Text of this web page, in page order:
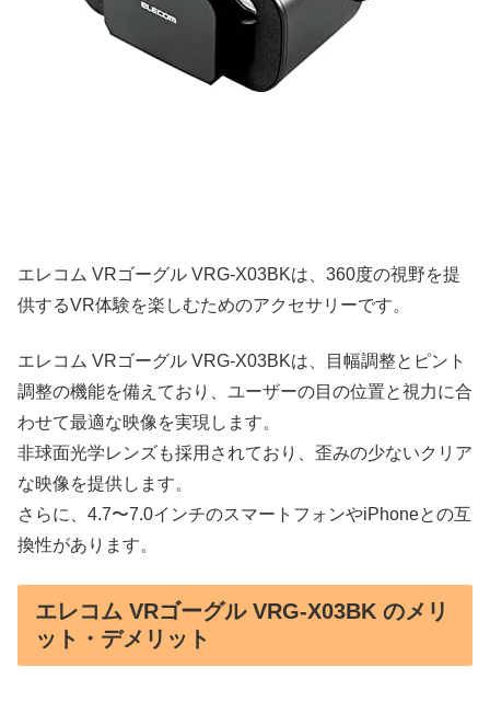
エレコム VRゴーグル VRG-X03BKは、360度の視野を提
供するVR体験を楽しむためのアクセサリーです。
エレコム VRゴーグル VRG-X03BKは、目幅調整とピント
調整の機能を備えており、ユーザーの目の位置と視力に合
わせて最適な映像を実現します。
非球面光学レンズも採用されており、歪みの少ないクリア
な映像を提供します。
さらに、4.7〜7.0インチのスマートフォンやiPhoneとの互
換性があります。
エレコム VRゴーグル VRG-X03BK のメリ
ット・デメリット